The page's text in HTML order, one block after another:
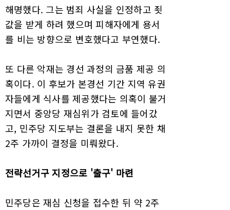
해명했다. 그는 범죄 사실을 인정하고 죗
값을 받게 하려 했으며 피해자에게 용서
를 비는 방향으로 변호했다고 부연했다.
또 다른 악재는 경선 과정의 금품 제공 의
혹이다. 이 후보가 본경선 기간 지역 유권
자들에게 식사를 제공했다는 의혹이 불거
지면서 중앙당 재심위가 검토에 들어갔
고, 민주당 지도부는 결론을 내지 못한 채
2주 가까이 결정을 미뤄왔다.
전략선거구 지정으로 '출구' 마련
민주당은 재심 신청을 접수한 뒤 약 2주